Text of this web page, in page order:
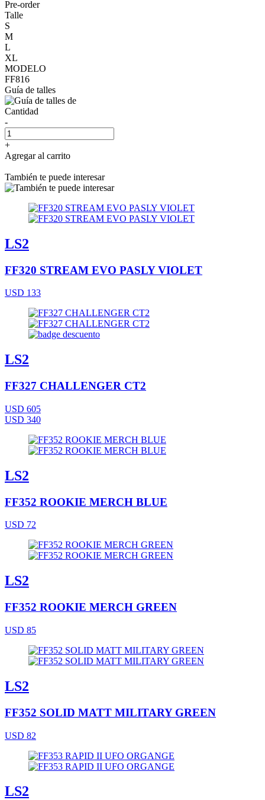
Pre-order
Talle
S
M
L
XL
MODELO
FF816
Guía de talles
Cantidad
-
+
Agregar al carrito
También te puede interesar
LS2
FF320 STREAM EVO PASLY VIOLET
USD 133
LS2
FF327 CHALLENGER CT2
USD 605
USD 340
LS2
FF352 ROOKIE MERCH BLUE
USD 72
LS2
FF352 ROOKIE MERCH GREEN
USD 85
LS2
FF352 SOLID MATT MILITARY GREEN
USD 82
LS2